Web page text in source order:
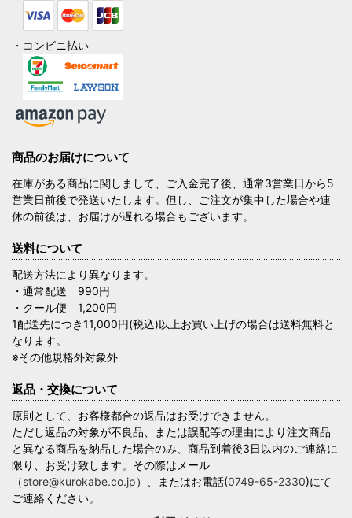
・コンビニ払い
商品のお届けについて
在庫がある商品に関しまして、ご入金完了後、通常3営業日から5
営業日前後で発送いたします。但し、ご注文が集中した場合や連
休の前後は、お届けが遅れる場合もございます。
送料について
配送方法により異なります。
・通常配送 990円
・クール便 1,200円
1配送先につき11,000円(税込)以上お買い上げの場合は送料無料と
なります。
※その他規格外対象外
返品・交換について
原則として、お客様都合の返品はお受けできません。
ただし返品の対象が不良品、または誤配等の理由により注文商品
と異なる商品を納品した場合のみ、商品到着後3日以内のご連絡に
限り、お受け致します。その際はメール
（store@kurokabe.co.jp）、またはお電話(0749-65-2330)にて
ご連絡ください。